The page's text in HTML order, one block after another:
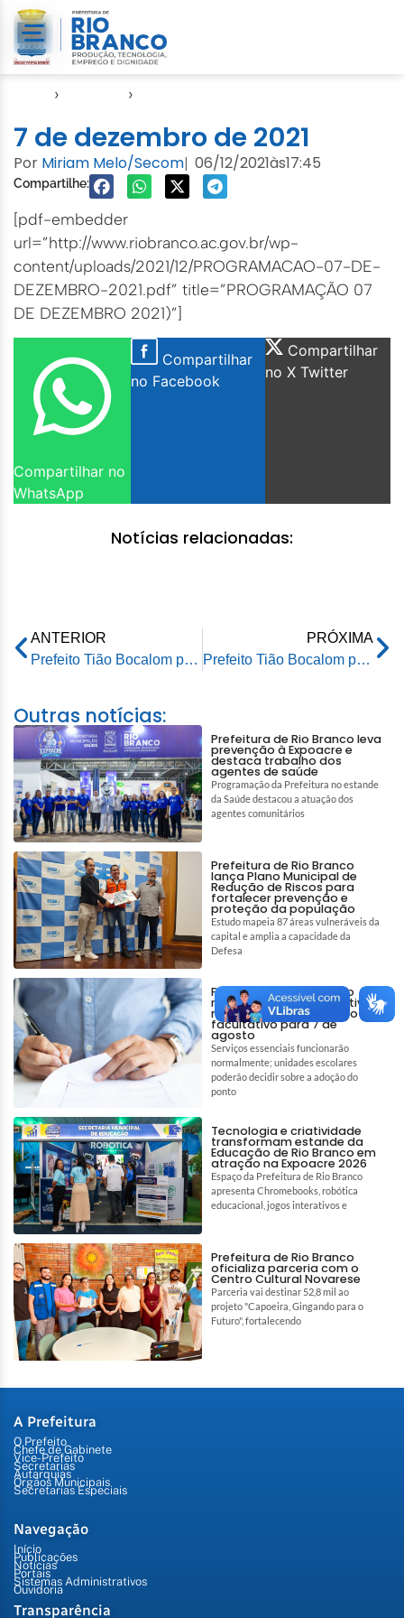
› ›
7 de dezembro de 2021
Por Miriam Melo/Secom| 06/12/2021às17:45
Compartilhe:
[pdf-embedder
url=”http://www.riobranco.ac.gov.br/wp-
content/uploads/2021/12/PROGRAMACAO-07-DE-
DEZEMBRO-2021.pdf” title=”PROGRAMAÇÃO 07
DE DEZEMBRO 2021)”]
Compartilhar no
WhatsApp
Compartilhar
no Facebook
Compartilhar
no X Twitter
Notícias relacionadas:
ANTERIOR
Prefeito Tião Bocalom participa de Workshop do Ministério da Defesa sobre os convênios do Programa Calha Norte no Estado
PRÓXIMA
Prefeito Tião Bocalom participa de Workshop sobre convênios do Programa Calha Norte no Estado
Outras notícias:
Prefeitura de Rio Branco leva
prevenção à Expoacre e
destaca trabalho dos
agentes de saúde
Programação da Prefeitura no estande
da Saúde destacou a atuação dos
agentes comunitários
Prefeitura de Rio Branco
lança Plano Municipal de
Redução de Riscos para
fortalecer prevenção e
proteção da população
Estudo mapeia 87 áreas vulneráveis da
capital e amplia a capacidade da
Defesa
Prefeitura de Rio Branco
mantém ponto facultativo
no dia 6 e decreta ponto
facultativo para 7 de
agosto
Serviços essenciais funcionarão
normalmente; unidades escolares
poderão decidir sobre a adoção do
ponto
Tecnologia e criatividade
transformam estande da
Educação de Rio Branco em
atração na Expoacre 2026
Espaço da Prefeitura de Rio Branco
apresenta Chromebooks, robótica
educacional, jogos interativos e
Prefeitura de Rio Branco
oficializa parceria com o
Centro Cultural Novarese
Parceria vai destinar 52,8 mil ao
projeto "Capoeira, Gingando para o
Futuro", fortalecendo
A Prefeitura
O Prefeito
Chefe de Gabinete
Vice-Prefeito
Secretarias
Autarquias
Órgãos Municipais
Secretarias Especiais
Navegação
Início
Publicações
Notícias
Portais
Sistemas Administrativos
Ouvidoria
Transparência